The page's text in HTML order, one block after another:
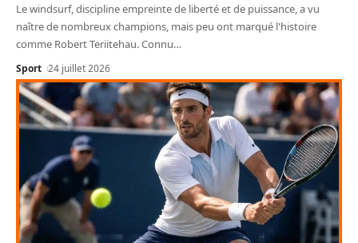
Le windsurf, discipline empreinte de liberté et de puissance, a vu
naître de nombreux champions, mais peu ont marqué l'histoire
comme Robert Teriitehau. Connu…
Sport 24 juillet 2026